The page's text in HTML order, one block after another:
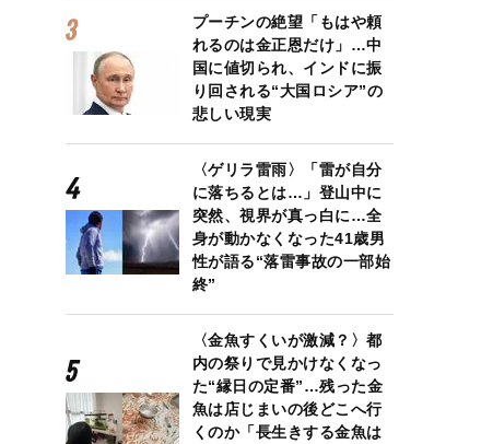
プーチンの絶望「もはや頼
れるのは金正恩だけ」…中
国に値切られ、インドに振
り回される“大国ロシア”の
悲しい現実
〈ゲリラ雷雨〉「雷が自分
に落ちるとは…」登山中に
突然、視界が真っ白に…全
身が動かなくなった41歳男
性が語る“落雷事故の一部始
終”
〈金魚すくいが激減？〉都
内の祭りで見かけなくなっ
た“縁日の定番”…残った金
魚は店じまいの後どこへ行
くのか「長生きする金魚は